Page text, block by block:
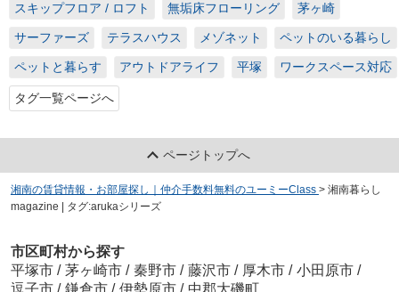
スキップフロア / ロフト 無垢床フローリング 茅ヶ崎
サーファーズ テラスハウス メゾネット ペットのいる暮らし
ペットと暮らす アウトドアライフ 平塚 ワークスペース対応
タグ一覧ページへ
ページトップへ
湘南の賃貸情報・お部屋探し｜仲介手数料無料のユーミーClass > 湘南暮らし
magazine | タグ:arukaシリーズ
市区町村から探す
平塚市 / 茅ヶ崎市 / 秦野市 / 藤沢市 / 厚木市 / 小田原市 /